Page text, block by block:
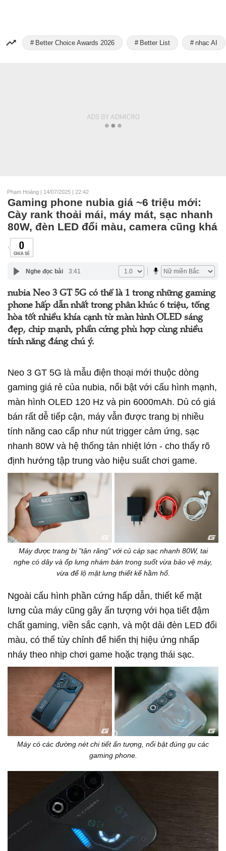
Better Choice Awards 2026 Better List nhạc AI
Phạm Hoàng | 14/07/2025 | 22:42
Gaming phone nubia giá ~6 triệu mới:
Cày rank thoải mái, máy mát, sạc nhanh
80W, đèn LED đổi màu, camera cũng khá
0
CHIA SẺ
Nghe đọc bài 3:41
nubia Neo 3 GT 5G có thể là 1 trong những gaming
phone hấp dẫn nhất trong phân khúc 6 triệu, tổng
hòa tốt nhiều khía cạnh từ màn hình OLED sáng
đẹp, chip mạnh, phần cứng phù hợp cùng nhiều
tính năng đáng chú ý.
Neo 3 GT 5G là mẫu điện thoại mới thuộc dòng
gaming giá rẻ của nubia, nổi bật với cấu hình mạnh,
màn hình OLED 120 Hz và pin 6000mAh. Dù có giá
bán rất dễ tiếp cận, máy vẫn được trang bị nhiều
tính năng cao cấp như nút trigger cảm ứng, sạc
nhanh 80W và hệ thống tản nhiệt lớn - cho thấy rõ
định hướng tập trung vào hiệu suất chơi game.
Máy được trang bị "tận răng" với củ cáp sạc nhanh 80W, tai
nghe có dây và ốp lưng nhám bán trong suốt vừa bảo vệ máy,
vừa để lộ mặt lưng thiết kế hầm hố.
Ngoài cấu hình phần cứng hấp dẫn, thiết kế mặt
lưng của máy cũng gây ấn tượng với họa tiết đậm
chất gaming, viền sắc cạnh, và một dải đèn LED đổi
màu, có thể tùy chỉnh để hiển thị hiệu ứng nhấp
nháy theo nhịp chơi game hoặc trạng thái sạc.
Máy có các đường nét chi tiết ấn tượng, nổi bật đúng gu các
gaming phone.